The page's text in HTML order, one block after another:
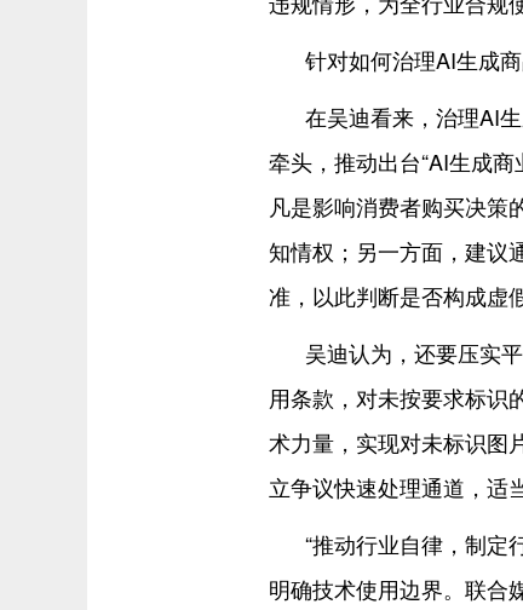
针对如何治理AI生成
在吴迪看来，治理AI
牵头，推动出台“AI生成
凡是影响消费者购买决策
知情权；另一方面，建议
准，以此判断是否构成虚
吴迪认为，还要压实
用条款，对未按要求标识
术力量，实现对未标识图
立争议快速处理通道，适
“推动行业自律，制定
明确技术使用边界。联合